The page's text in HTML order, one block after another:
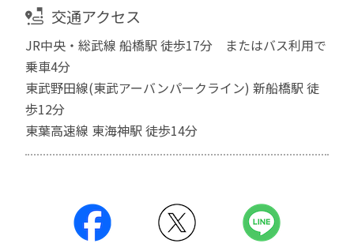
交通アクセス
JR中央・総武線 船橋駅 徒歩17分 またはバス利用で
乗車4分
東武野田線(東武アーバンパークライン) 新船橋駅 徒
歩12分
東葉高速線 東海神駅 徒歩14分